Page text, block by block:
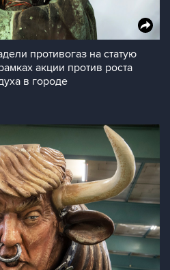
противогаз на статую
акции против роста
в городе